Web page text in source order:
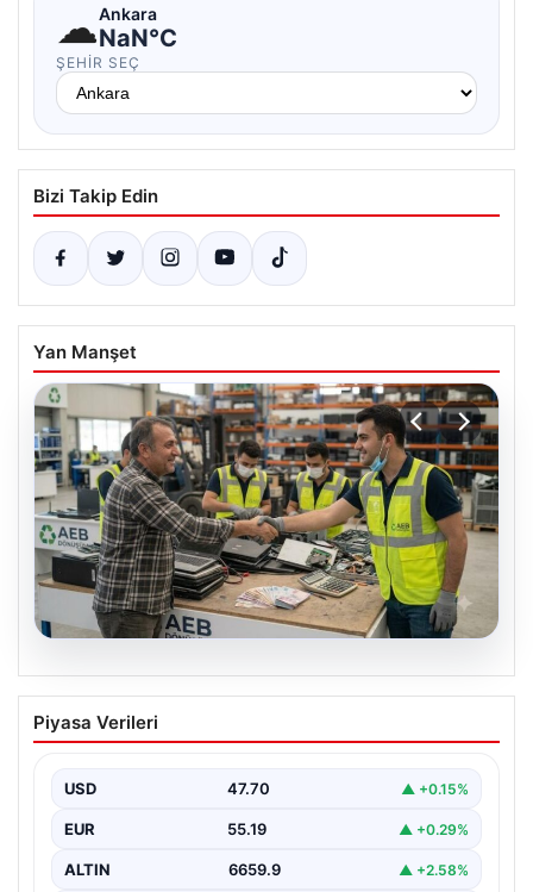
☁Ankara
NaN°C
ŞEHIR SEÇ
Bizi Takip Edin
Yan Manşet
08.08.2026
Profesyonel Atık Dönüşümü ve Geri
Hizmetleri
envanterlerini belirli periyotlarla güncellemektedir.
Yapılan yenileme süreçlerinde boşta…
Piyasa Verileri
USD 47.70 ▲ +0.15%
EUR 55.19 ▲ +0.29%
ALTIN 6659.9 ▲ +2.58%